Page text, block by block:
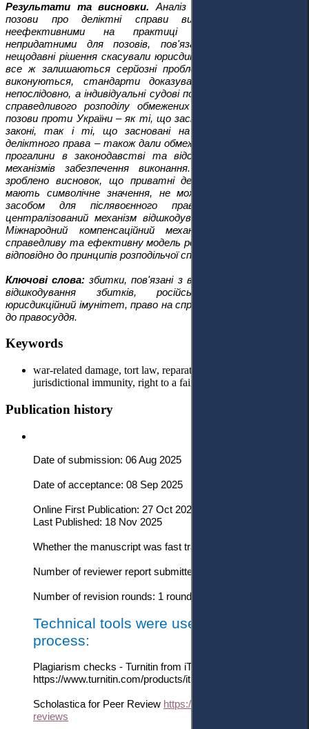
Результати та висновки.
Аналіз показує, що приватні
позови про деліктні справи виявилися здебільшого
неефективними на практиці та концептуально
непридатними для позовів, пов'язаних з війною. Хоча
нещодавні рішення скасували юрисдикційний імунітет Росії,
все ж залишаються серйозні проблеми: рішення судів не
виконуються, стандарти доказування застосовуються
непослідовно, а індивідуальні судові позови не забезпечують
справедливого розподілу обмежених ресурсів. Крім того,
позови проти України – як ті, що засновані на спеціальному
законі, так і ті, що засновані на загальних принципах
деліктного права – також дали обмежені результати через
прогалини в законодавстві та відсутність ефективних
механізмів забезпечення виконання. У дослідженні було
зроблено висновок, що приватні деліктні позови, хоча й
мають символічне значення, не можуть служити дієвим
засобом для післявоєнного правосуддя. Натомість,
централізований механізм відшкодування, такий як новий
Міжнародний компенсаційний механізм, пропонує більш
справедливу та ефективну модель розподілу відшкодування
відповідно до принципів розподільчої справедливості.
Ключові слова: збитки, пов'язані з війною, деліктне право,
відшкодування збитків, російсько-українська війна,
юрисдикційний імунітет, право на справедливий суд, доступ
до правосуддя.
Keywords
war-related damage, tort law, reparation, Russo-Ukraine war,
jurisdictional immunity, right to a fair trial, access to court
Publication history
Date of submission: 06 Aug 2025
Date of acceptance: 08 Sep 2025
Online First Publication: 27 Oct 2025
Last Published: 18 Nov 2025
Whether the manuscript was fast tracked? - No
Number of reviewer report submitted in first round: 2 reports
Number of revision rounds: 1 round with major revisions
Technical tools were used in the editorial
process:
Plagiarism checks - Turnitin from iThenticate
https://www.turnitin.com/products/ithenticate/
Scholastica for Peer Review https://scholasticahq.com/law-
reviews